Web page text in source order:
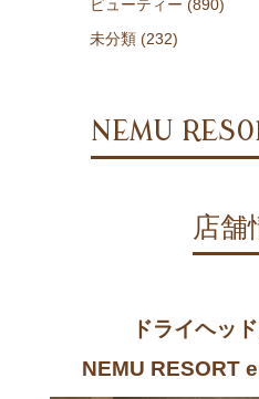
ビューティー (890)
未分類 (232)
NEMU
店舗
ドライヘッ
NEMU RESORT